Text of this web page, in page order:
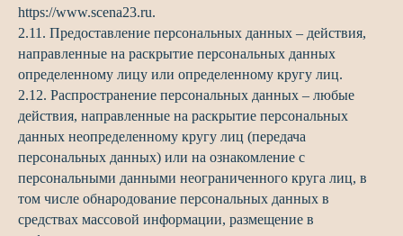
https://www.scena23.ru.
2.11. Предоставление персональных данных – действия,
направленные на раскрытие персональных данных
определенному лицу или определенному кругу лиц.
2.12. Распространение персональных данных – любые
действия, направленные на раскрытие персональных
данных неопределенному кругу лиц (передача
персональных данных) или на ознакомление с
персональными данными неограниченного круга лиц, в
том числе обнародование персональных данных в
средствах массовой информации, размещение в